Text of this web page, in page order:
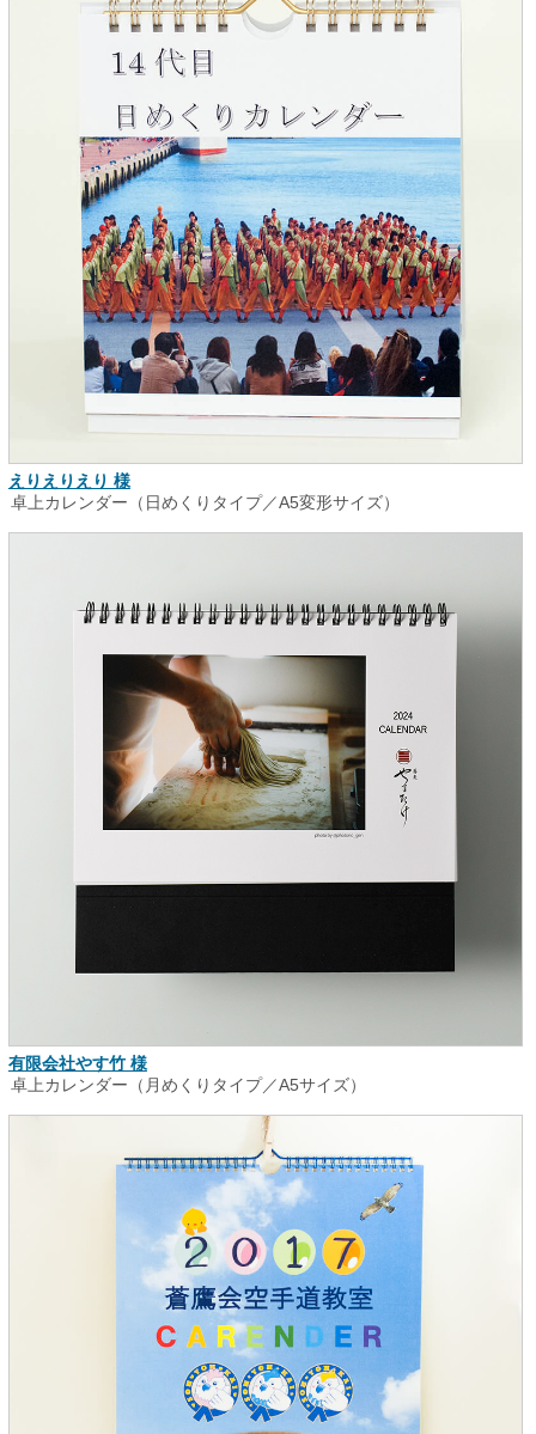
えりえりえり 様
卓上カレンダー（日めくりタイプ／A5変形サイズ）
有限会社やす竹 様
卓上カレンダー（月めくりタイプ／A5サイズ）